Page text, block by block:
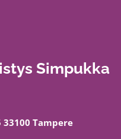
Simpukka
33100 Tampere